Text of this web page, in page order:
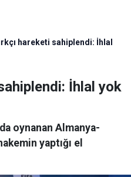
hareketi sahiplendi: İhlal
İhlal yok
oynanan Almanya-
yaptığı el